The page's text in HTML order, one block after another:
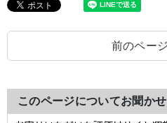
前のペー
このページについてお聞か